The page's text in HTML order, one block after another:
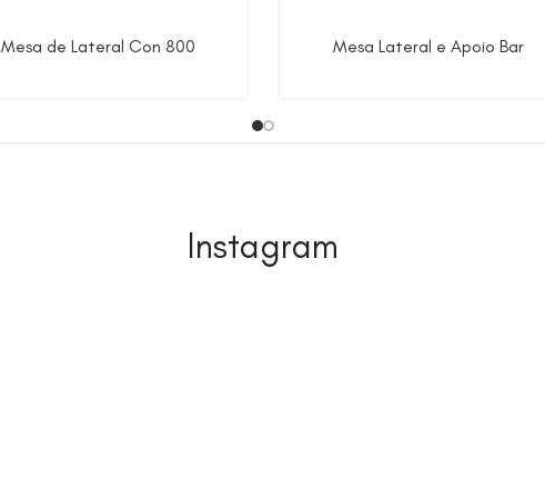
Mesa de Lateral Con 800 Mesa Lateral e Apoio Bar
Instagram